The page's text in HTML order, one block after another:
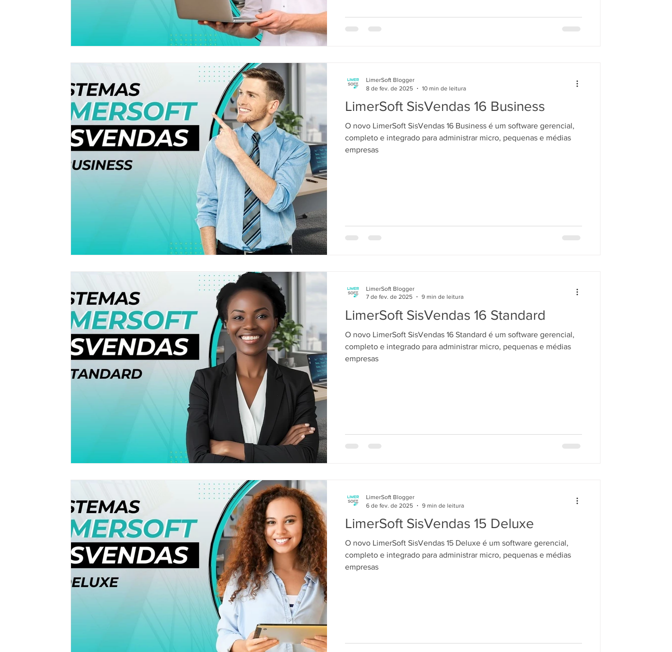
LimerSoft SisVendas 16 Business
O novo LimerSoft SisVendas 16 Business é um software gerencial,
completo e integrado para administrar micro, pequenas e médias
empresas
LimerSoft Blogger
8 de fev. de 2025
10 min de leitura
LimerSoft SisVendas 16 Standard
O novo LimerSoft SisVendas 16 Standard é um software gerencial,
completo e integrado para administrar micro, pequenas e médias
empresas
LimerSoft Blogger
7 de fev. de 2025
9 min de leitura
LimerSoft SisVendas 15 Deluxe
O novo LimerSoft SisVendas 15 Deluxe é um software gerencial,
completo e integrado para administrar micro, pequenas e médias
empresas
LimerSoft Blogger
6 de fev. de 2025
9 min de leitura